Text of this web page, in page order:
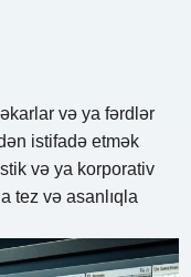
və ya fərdlər
istifadə etmək
və ya korporativ
tez və asanlıqla